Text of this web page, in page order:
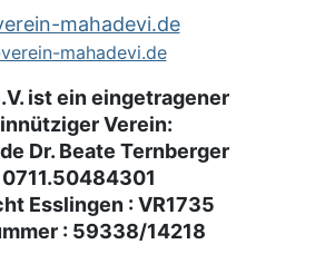
mahadevi.de
mahadevi.de
ist ein eingetragener
Verein:
Dr. Beate Ternberger
0711.50484301
Esslingen : VR1735
: 59338/14218